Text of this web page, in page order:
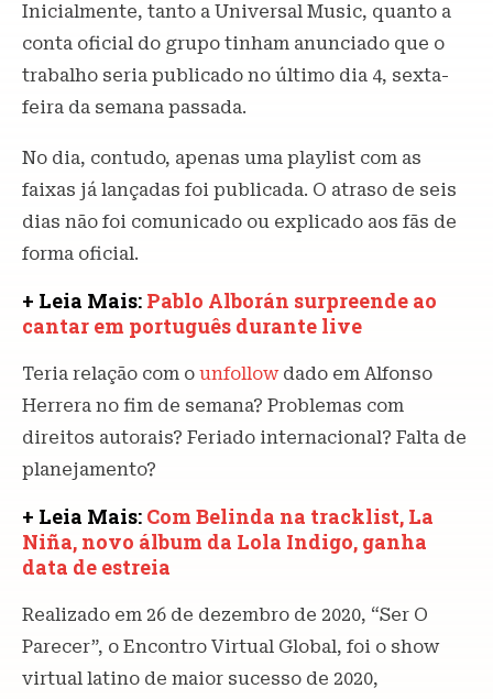
Inicialmente, tanto a Universal Music, quanto a
conta oficial do grupo tinham anunciado que o
trabalho seria publicado no último dia 4, sexta-
feira da semana passada.
No dia, contudo, apenas uma playlist com as
faixas já lançadas foi publicada. O atraso de seis
dias não foi comunicado ou explicado aos fãs de
forma oficial.
+ Leia Mais: Pablo Alborán surpreende ao
cantar em português durante live
Teria relação com o unfollow dado em Alfonso
Herrera no fim de semana? Problemas com
direitos autorais? Feriado internacional? Falta de
planejamento?
+ Leia Mais: Com Belinda na tracklist, La
Niña, novo álbum da Lola Indigo, ganha
data de estreia
Realizado em 26 de dezembro de 2020, “Ser O
Parecer”, o Encontro Virtual Global, foi o show
virtual latino de maior sucesso de 2020,